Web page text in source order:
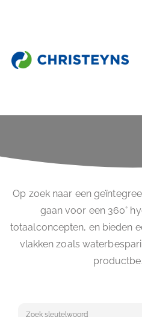
Home Oplossingen
Op zoek naar een
gaan voor een 360°
totaalconcepten, en bieden
vlakken zoals
Keyword search